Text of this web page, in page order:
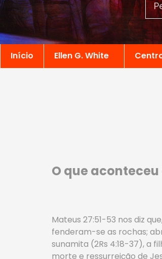
Início Ellen G. White
O que
Mateus 27:51-53 nos diz
fenderam-se as rochas;
sunamita (2Rs 4:18-37), a
morte e ressurreição de